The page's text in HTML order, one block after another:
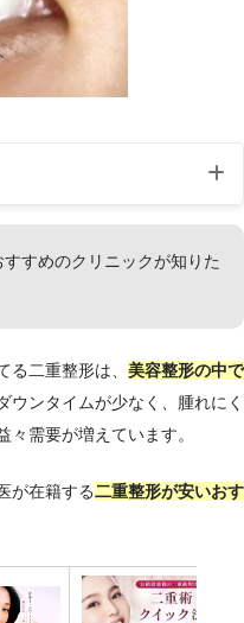
膚と挙筋または瞼板を
ことで二重まぶたにす
術です。
・痛み・内出血：2日～
すめのクリニックが知りた
る二重整形は、 美容整形の中で
ウンタイムが少なく、腫れにく
需要が増えています。
が在籍する二重整形が安いおす